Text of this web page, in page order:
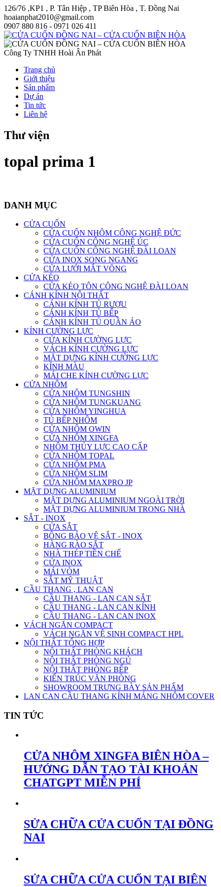
126/76 ,KP1 , P. Tân Hiệp , TP Biên Hòa , T. Đồng Nai
hoaianphat2010@gmail.com
0907 880 816 - 0971 026 411
Công Ty TNHH Hoài Ân Phát
Trang chủ
Giới thiệu
Sản phẩm
Dự án
Tin tức
Liên hệ
Thư viện
topal prima 1
DANH MỤC
CỬA CUỐN
CỬA CUỐN NHÔM CÔNG NGHỆ ĐỨC
CỬA CUỐN CÔNG NGHỆ ÚC
CỬA CUỐN CÔNG NGHỆ ĐÀI LOAN
CỬA INOX SONG NGANG
CỬA LƯỚI MẮT VÕNG
CỬA KÉO
CỬA KÉO TÔN CÔNG NGHỆ ĐÀI LOAN
CÁNH KÍNH NỘI THẤT
CÁNH KÍNH TỦ RƯỢU
CÁNH KÍNH TỦ BẾP
CÁNH KÍNH TỦ QUẦN ÁO
KÍNH CƯỜNG LỰC
CỬA KÍNH CƯỜNG LỰC
VÁCH KÍNH CƯỜNG LỰC
MẶT DỰNG KÍNH CƯỜNG LỰC
KÍNH MÀU
MÁI CHE KÍNH CƯỜNG LỰC
CỬA NHÔM
CỬA NHÔM TUNGSHIN
CỬA NHÔM TUNGKUANG
CỬA NHÔM YINGHUA
TỦ BẾP NHÔM
CỬA NHÔM OWIN
CỬA NHÔM XINGFA
NHÔM THỦY LỰC CAO CẤP
CỬA NHÔM TOPAL
CỬA NHÔM PMA
CỬA NHÔM SLIM
CỬA NHÔM MAXPRO JP
MẶT DỰNG ALUMINIUM
MẶT DỰNG ALUMINIUM NGOÀI TRỜI
MẶT DỰNG ALUMINIUM TRONG NHÀ
SẮT - INOX
CỬA SẮT
BÔNG BẢO VỆ SẮT - INOX
HÀNG RÀO SẮT
NHÀ THÉP TIỀN CHẾ
CỬA INOX
MÁI VÒM
SẮT MỸ THUẬT
CẦU THANG , LAN CAN
CẦU THANG - LAN CAN SẮT
CẦU THANG - LAN CAN KÍNH
CẦU THANG - LAN CAN INOX
VÁCH NGĂN COMPACT
VÁCH NGĂN VỆ SINH COMPACT HPL
NỘI THẤT TỔNG HỢP
NỘI THẤT PHÒNG KHÁCH
NỘI THẤT PHÒNG NGỦ
NỘI THẤT PHÒNG BẾP
KIẾN TRÚC VĂN PHÒNG
SHOWROOM TRƯNG BÀY SẢN PHẨM
LAN CAN CẦU THANG KÍNH MÁNG NHÔM COVER
TIN TỨC
CỬA NHÔM XINGFA BIÊN HÒA –
HƯỚNG DẪN TẠO TÀI KHOẢN
CHATGPT MIỄN PHÍ
SỬA CHỮA CỬA CUỐN TẠI ĐỒNG
NAI
SỬA CHỮA CỬA CUỐN TẠI BIÊN